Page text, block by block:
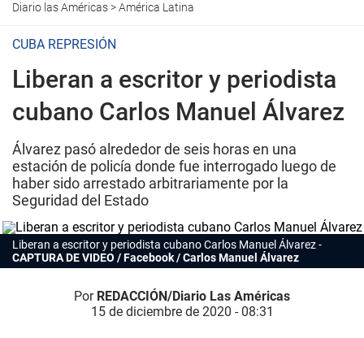
Diario las Américas>América Latina
CUBA REPRESIÓN
Liberan a escritor y periodista
cubano Carlos Manuel Álvarez
Álvarez pasó alrededor de seis horas en una
estación de policía donde fue interrogado luego de
haber sido arrestado arbitrariamente por la
Seguridad del Estado
Liberan a escritor y periodista cubano Carlos Manuel Álvarez
CAPTURA DE VIDEO / Facebook / Carlos Manuel Álvarez
Por REDACCIÓN/Diario Las Américas
15 de diciembre de 2020 - 08:31